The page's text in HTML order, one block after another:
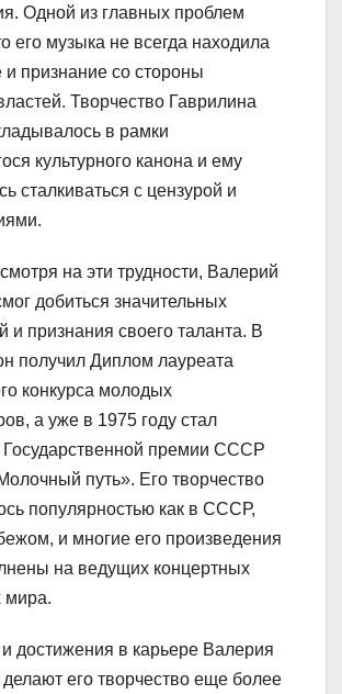
Одной из главных проблем
его музыка не всегда находила
признание со стороны
Творчество Гаврилина
в рамки
культурного канона и ему
сталкиваться с цензурой и
на эти трудности, Валерий
добиться значительных
и признания своего таланта. В
получил Диплом лауреата
конкурса молодых
а уже в 1975 году стал
Государственной премии СССР
путь». Его творчество
популярностью как в СССР,
и многие его произведения
на ведущих концертных
мира.
достижения в карьере Валерия
его творчество еще более